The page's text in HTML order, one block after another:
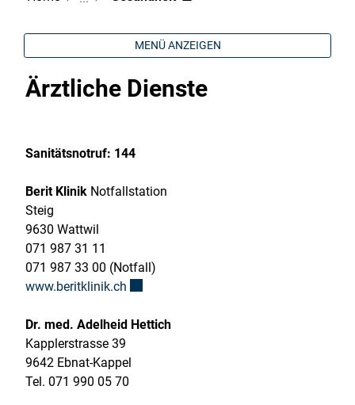
MENÜ ANZEIGEN
Ärztliche Dienste
Sanitätsnotruf: 144
Berit Klinik Notfallstation
Steig
9630 Wattwil
071 987 31 11
071 987 33 00 (Notfall)
www.beritklinik.ch
Dr. med. Adelheid Hettich
Kapplerstrasse 39
9642 Ebnat-Kappel
Tel. 071 990 05 70